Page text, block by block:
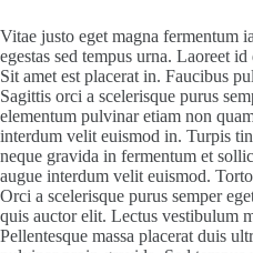
Vitae justo eget magna fermentum
egestas sed tempus urna. Laoreet
Sit amet est placerat in. Faucibus
Sagittis orci a scelerisque purus
elementum pulvinar etiam non
interdum velit euismod in. Turpis
neque gravida in fermentum et
augue interdum velit euismod.
Orci a scelerisque purus semper
quis auctor elit. Lectus vestibulum
Pellentesque massa placerat duis